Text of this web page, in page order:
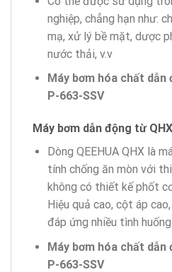
nghiệp, chẳng hạn như:
mạ, xử lý bề mặt, dược
nước thải, v.v
Máy bơm hóa chất dẫn
P-663-SSV
Máy bơm dẫn động từ
Dòng QEEHUA QHX là
tính chống ăn mòn với
không có thiết kế phốt
Hiệu quả cao, cột áp
đáp ứng nhiều tình
Máy bơm hóa chất dẫn
P-663-SSV